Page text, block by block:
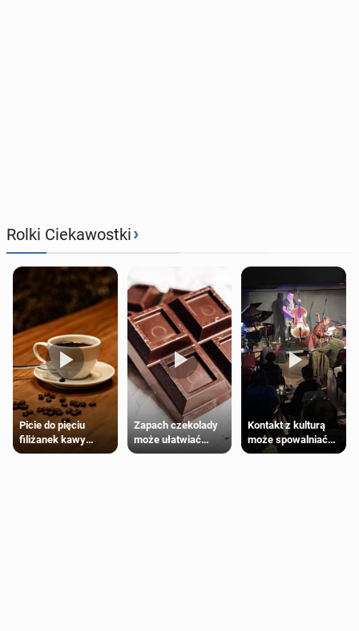
Rolki Ciekawostki›
Picie do pięciu
filiżanek kawy
dziennie jest
Zapach czekolady
może ułatwiać
trening siłowy
Kontakt z kulturą
może spowalniać
starzenie